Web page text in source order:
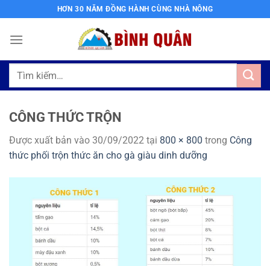
qua
nội
HƠN 30 NĂM ĐỒNG HÀNH CÙNG NHÀ NÔNG
Tìm
CÔNG THỨC TRỘN
Được xuất bản vào 30/09/2022 tại 800 × 800 trong Công
thức phối trộn thức ăn cho gà giàu dinh dưỡng